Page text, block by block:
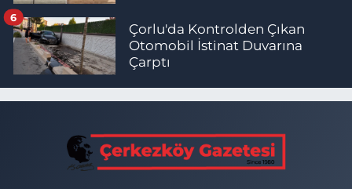
Çorlu'da Kontrolden Çıkan
Otomobil İstinat Duvarına
Çarptı
6